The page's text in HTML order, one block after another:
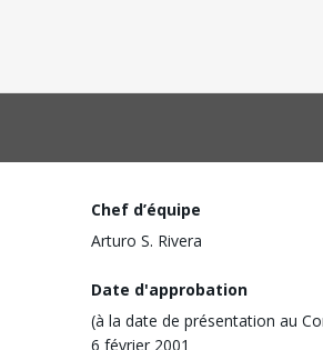
Chef d’équipe
Arturo S. Rivera
Date d'approbation
(à la date de présentation au
6 février 2001